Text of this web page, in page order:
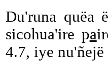
Du'runa quëa
sicohua'ire pa
4.7, iye nu'ñejë